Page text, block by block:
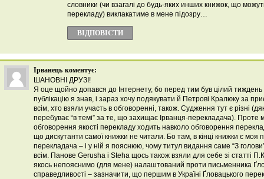
словники (чи взагалі до будь-яких инших книжок, що
перекладу) виклакатиме в мене підозру…
ВІДПОВІCТИ
Ірванець коментує:
ШАНОВНІ ДРУЗІ!
Я оце щойно допався до Інтернету, бо перед тим був цілий тиждень
публікацію я знав, і зараз хочу подякувати й Петрові Кралюку за
всім, хто взяли участь в обговоренні, також. Судження тут є різні
перебуває “в темі” за те, що захищає Ірванця-перекладача). Проте
обговорення якості перекладу ходить навколо обговорення
що дискутанти самої книжки не читали. Бо там, в кінці книжки є моя
перекладача – і у ній я пояснюю, чому титул видання саме “З
всім. Панове Gerusha і Steha щось також взяли для себе зі статті
якось непояснимо (для мене) налаштований проти письменника
справедливості – зазначити, що першим в Україні Ґловацького